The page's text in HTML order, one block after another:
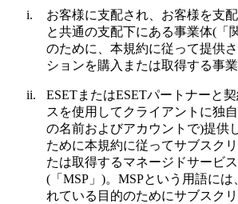
i.
お客様に支配され、お客様を支
と共通の支配下にある事業体(「
のために、本規約に従って提供
ションを購入または取得する事業
ii.
ESETまたはESETパートナーと
スを使用してクライアントに独
の名前およびアカウントで)提供
ために本規約に従ってサブスク
たは取得するマネージドサービ
(「 MSP 」)。MSPという用語に
れている目的のためにサブスク